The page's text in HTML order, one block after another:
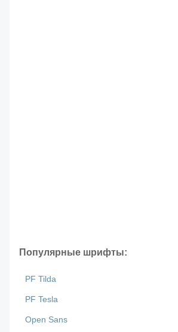
Популярные шрифты:
PF Tilda
PF Tesla
Open Sans